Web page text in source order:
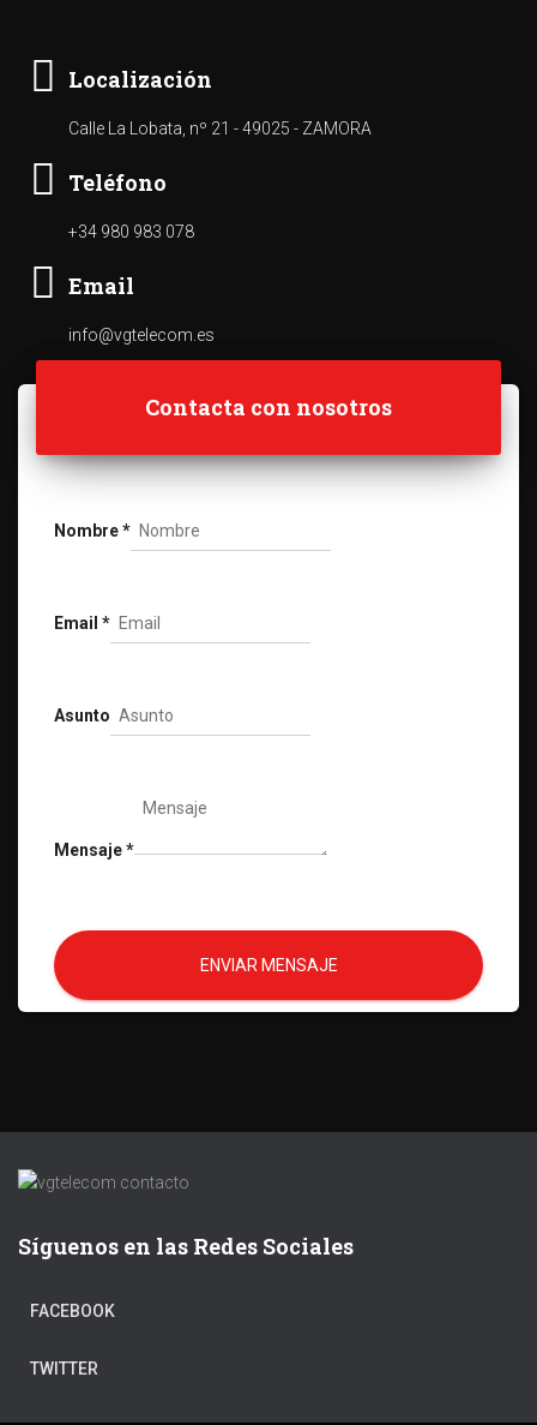
Localización
Calle La Lobata, nº 21 - 49025 - ZAMORA
Teléfono
+34 980 983 078
Email
info@vgtelecom.es
Contacta con nosotros
Nombre*
Email *
Asunto
Mensaje*
ENVIAR MENSAJE
Síguenos en las Redes Sociales
FACEBOOK
TWITTER